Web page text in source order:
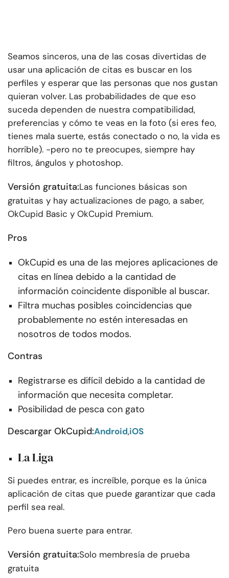
Seamos sinceros, una de las cosas divertidas de
usar una aplicación de citas es buscar en los
perfiles y esperar que las personas que nos gustan
quieran volver. Las probabilidades de que eso
suceda dependen de nuestra compatibilidad,
preferencias y cómo te veas en la foto (si eres feo,
tienes mala suerte, estás conectado o no, la vida es
horrible). -pero no te preocupes, siempre hay
filtros, ángulos y photoshop.
Versión gratuita:Las funciones básicas son
gratuitas y hay actualizaciones de pago, a saber,
OkCupid Basic y OkCupid Premium.
Pros
OkCupid es una de las mejores aplicaciones de
citas en línea debido a la cantidad de
información coincidente disponible al buscar.
Filtra muchas posibles coincidencias que
probablemente no estén interesadas en
nosotros de todos modos.
Contras
Registrarse es difícil debido a la cantidad de
información que necesita completar.
Posibilidad de pesca con gato
Descargar OkCupid:Android,iOS
La Liga
Si puedes entrar, es increíble, porque es la única
aplicación de citas que puede garantizar que cada
perfil sea real.
Pero buena suerte para entrar.
Versión gratuita:Solo membresía de prueba
gratuita